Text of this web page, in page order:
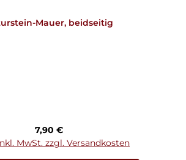
Mauer, beidseitig
Regulärer Preis:
7,90 €
MwSt. zzgl. Versandkosten